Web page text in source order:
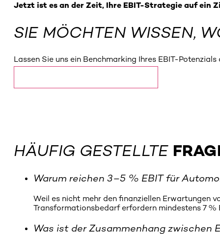
Jetzt ist es an der Zeit, Ihre EBIT-Strategie auf ein
SIE MÖCHTEN WISSEN,
Lassen Sie uns ein Benchmarking Ihres EBIT-
HÄUFIG GESTELLTE
Warum reichen 3–5 % EBIT für
Weil es nicht mehr den finanziellen Erwartungen
Transformationsbedarf erfordern mindestens 7
Was ist der Zusammenhang zwischen